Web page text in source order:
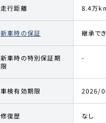
走行距離 8.4万
新車時の保証 継承で
新車時の特別保証期
限
-
車検有効期限 2026/
修復歴 なし